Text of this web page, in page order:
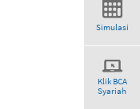
Simulasi
Klik BCA
Syariah